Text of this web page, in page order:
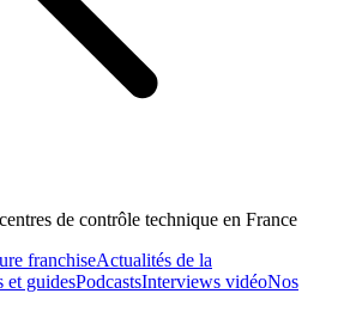
de contrôle technique en France
franchiseActualités de la
et guidesPodcastsInterviews vidéoNos